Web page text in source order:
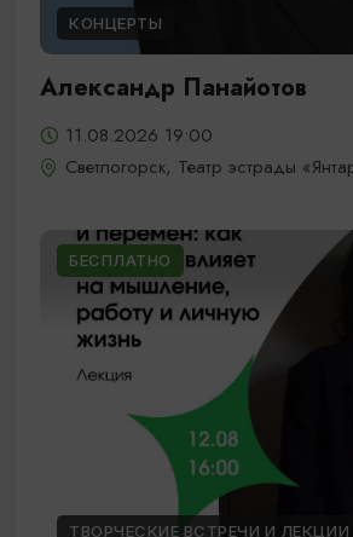
КОНЦЕРТЫ
Александр Панайотов
11.08.2026 19:00
Светлогорск, Театр эстрады
БЕСПЛАТНО
ТВОРЧЕСКИЕ ВСТРЕЧИ И ЛЕКЦИИ